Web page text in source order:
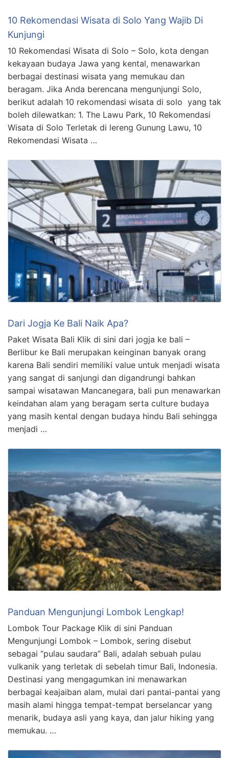
10 Rekomendasi Wisata di Solo Yang Wajib Di
Kunjungi
10 Rekomendasi Wisata di Solo – Solo, kota dengan
kekayaan budaya Jawa yang kental, menawarkan
berbagai destinasi wisata yang memukau dan
beragam. Jika Anda berencana mengunjungi Solo,
berikut adalah 10 rekomendasi wisata di solo yang tak
boleh dilewatkan: 1. The Lawu Park, 10 Rekomendasi
Wisata di Solo Terletak di lereng Gunung Lawu, 10
Rekomendasi Wisata …
Dari Jogja Ke Bali Naik Apa?
Paket Wisata Bali Klik di sini dari jogja ke bali –
Berlibur ke Bali merupakan keinginan banyak orang
karena Bali sendiri memiliki value untuk menjadi wisata
yang sangat di sanjungi dan digandrungi bahkan
sampai wisatawan Mancanegara, bali pun menawarkan
keindahan alam yang beragam serta culture budaya
yang masih kental dengan budaya hindu Bali sehingga
menjadi …
Panduan Mengunjungi Lombok Lengkap!
Lombok Tour Package Klik di sini Panduan
Mengunjungi Lombok – Lombok, sering disebut
sebagai “pulau saudara” Bali, adalah sebuah pulau
vulkanik yang terletak di sebelah timur Bali, Indonesia.
Destinasi yang mengagumkan ini menawarkan
berbagai keajaiban alam, mulai dari pantai-pantai yang
masih alami hingga tempat-tempat berselancar yang
menarik, budaya asli yang kaya, dan jalur hiking yang
memukau. …